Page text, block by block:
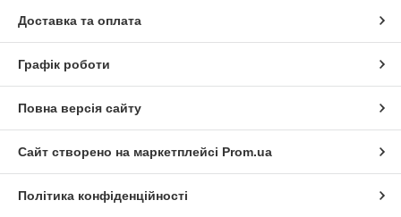
Доставка та оплата
Графік роботи
Повна версія сайту
Сайт створено на маркетплейсі Prom.ua
Політика конфіденційності